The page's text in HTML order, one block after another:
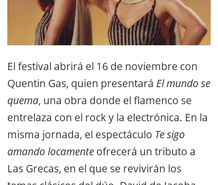
El festival abrirá el 16 de noviembre con
Quentin Gas, quien presentará El mundo se
quema, una obra donde el flamenco se
entrelaza con el rock y la electrónica. En la
misma jornada, el espectáculo Te sigo
amando locamente ofrecerá un tributo a
Las Grecas, en el que se revivirán los